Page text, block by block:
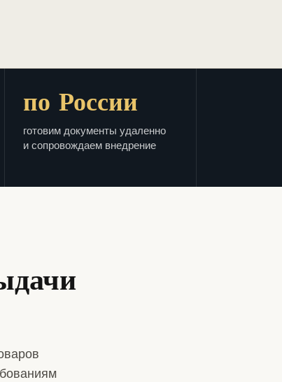
по России
готовим документы удаленно
и сопровождаем внедрение